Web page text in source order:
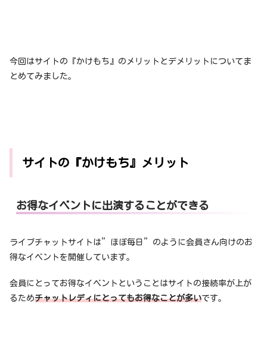
今回はサイトの『かけもち』のメリットとデメリットについてま
とめてみました。
サイトの『かけもち』メリット
お得なイベントに出演することができる
ライブチャットサイトは”ほぼ毎日”のように会員さん向けのお
得なイベントを開催しています。
会員にとってお得なイベントということはサイトの接続率が上が
るためチャットレディにとってもお得なことが多いです。